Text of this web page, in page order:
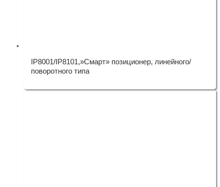
IP8001/IP8101,»Смарт» позиционер, линейного/
поворотного типа